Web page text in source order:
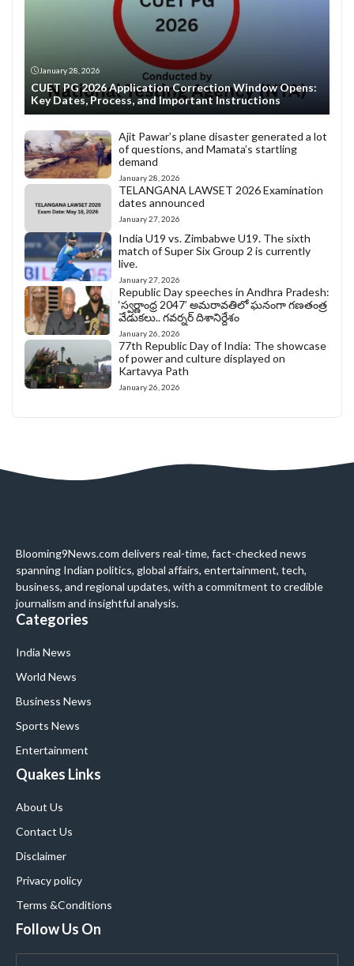
January 28, 2026
CUET PG 2026 Application Correction Window Opens:
Key Dates, Process, and Important Instructions
Ajit Pawar’s plane disaster generated a lot
of questions, and Mamata’s startling
demand
January 28, 2026
TELANGANA LAWSET 2026 Examination
dates announced
January 27, 2026
India U19 vs. Zimbabwe U19. The sixth
match of Super Six Group 2 is currently
live.
January 27, 2026
Republic Day speeches in Andhra Pradesh:
‘స్వర్ణాంధ్ర 2047’ అమరావతిలో ఘనంగా గణతంత్ర
వేడుకలు.. గవర్నర్ దిశానిర్దేశం
January 26, 2026
77th Republic Day of India: The showcase
of power and culture displayed on
Kartavya Path
January 26, 2026
Blooming9News.com delivers real-time, fact-checked news
spanning Indian politics, global affairs, entertainment, tech,
business, and regional updates, with a commitment to credible
journalism and insightful analysis.
Categories
India News
World News
Business News
Sports News
Entertainment
Quakes Links
About Us
Contact Us
Disclaimer
Privacy policy
Terms &Conditions
Follow Us On